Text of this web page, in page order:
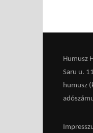
Humusz
Saru u.
humusz